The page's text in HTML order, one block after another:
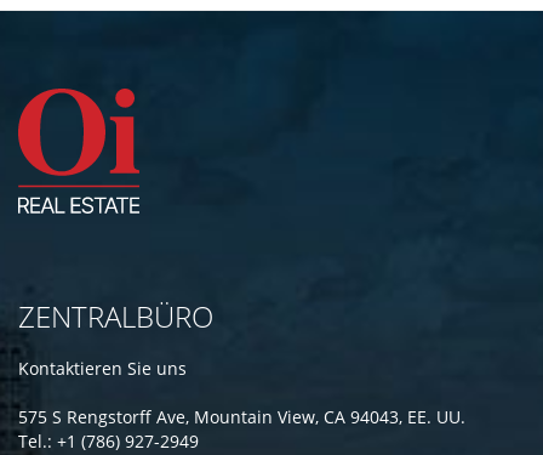
ZENTRALBÜRO
Kontaktieren Sie uns
575 S Rengstorff Ave, Mountain View, CA 94043, EE. UU.
Tel.: +1 (786) 927-2949